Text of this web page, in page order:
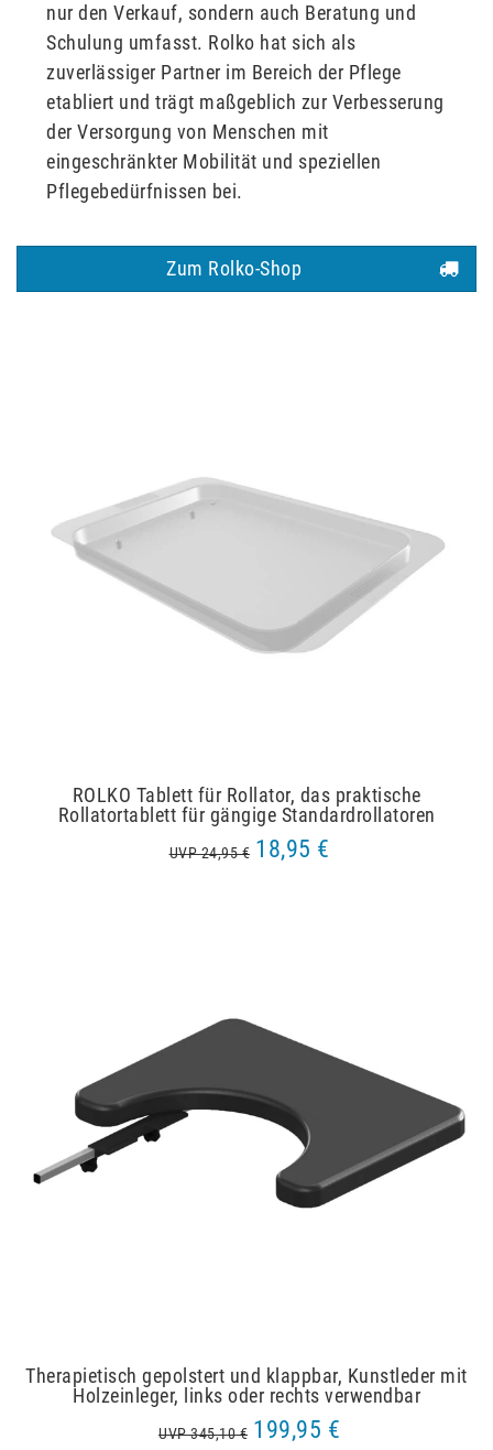
nur den Verkauf, sondern auch Beratung und
Schulung umfasst. Rolko hat sich als
zuverlässiger Partner im Bereich der Pflege
etabliert und trägt maßgeblich zur Verbesserung
der Versorgung von Menschen mit
eingeschränkter Mobilität und speziellen
Pflegebedürfnissen bei.
Zum Rolko-Shop
ROLKO Tablett für Rollator, das praktische
Rollatortablett für gängige Standardrollatoren
UVP 24,95 € 18,95 €
Therapietisch gepolstert und klappbar, Kunstleder mit
Holzeinleger, links oder rechts verwendbar
UVP 345,10 € 199,95 €